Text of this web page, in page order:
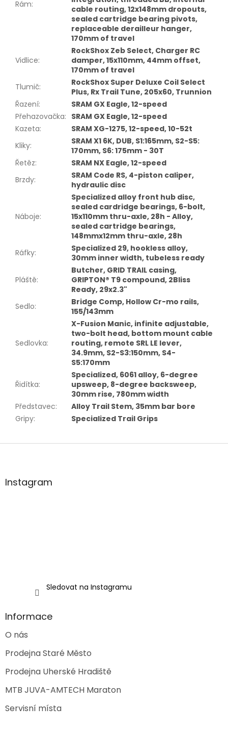
Rám:
cable routing, 12x148mm dropouts,
sealed cartridge bearing pivots,
replaceable derailleur hanger,
170mm of travel
Vidlice:
RockShox Zeb Select, Charger RC
damper, 15x110mm, 44mm offset,
170mm of travel
Tlumič:
RockShox Super Deluxe Coil Select
Plus, Rx Trail Tune, 205x60, Trunnion
Řazení:
SRAM GX Eagle, 12-speed
Přehazovačka: SRAM GX Eagle, 12-speed
Kazeta:
SRAM XG-1275, 12-speed, 10-52t
Kliky:
SRAM X1 6K, DUB, S1:165mm, S2-S5:
170mm, S6: 175mm - 30T
Řetěz:
SRAM NX Eagle, 12-speed
Brzdy:
SRAM Code RS, 4-piston caliper,
hydraulic disc
Náboje:
Specialized alloy front hub disc,
sealed cardridge bearings, 6-bolt,
15x110mm thru-axle, 28h - Alloy,
sealed cartridge bearings,
148mmx12mm thru-axle, 28h
Ráfky:
Specialized 29, hookless alloy,
30mm inner width, tubeless ready
Pláště:
Butcher, GRID TRAIL casing,
GRIPTON® T9 compound, 2Bliss
Ready, 29x2.3"
Sedlo:
Bridge Comp, Hollow Cr-mo rails,
155/143mm
Sedlovka:
X-Fusion Manic, infinite adjustable,
two-bolt head, bottom mount cable
routing, remote SRL LE lever,
34.9mm, S2-S3:150mm, S4-
S5:170mm
Řidítka:
Specialized, 6061 alloy, 6-degree
upsweep, 8-degree backsweep,
30mm rise, 780mm width
Představec:
Alloy Trail Stem, 35mm bar bore
Gripy: Specialized Trail Grips
Z
aInstagram
Sledovat na Instagramu
Informace
O nás
Prodejna Staré Město
Prodejna Uherské Hradiště
MTB JUVA-AMTECH Maraton
Servisní místa